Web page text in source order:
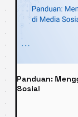
Panduan:
Sosial